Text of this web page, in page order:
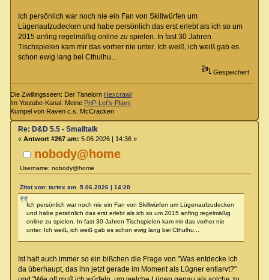
Ich persönlich war noch nie ein Fan von Skillwürfen um
Lügenaufzudecken und habe persönlich das erst erlebt als ich so um
2015 anfing regelmäßig online zu spielen. In fast 30 Jahren
Tischspielen kam mir das vorher nie unter. Ich weiß, ich weiß gab es
schon ewig lang bei Cthulhu...
Gespeichert
Die Zwillingsseen: Der Tanelorn Hexcrawl
Im Youtube-Kanal: Meine PnP-Let's-Plays
Kumpel von Raven c.s. McCracken
nobody@home
Username: nobody@home
Re: D&D 5.5 - Smalltalk
« Antwort #267 am: 5.06.2026 | 14:36 »
Zitat von: tartex am 5.06.2026 | 14:20
Ich persönlich war noch nie ein Fan von Skillwürfen um Lügenaufzudecken
und habe persönlich das erst erlebt als ich so um 2015 anfing regelmäßig
online zu spielen. In fast 30 Jahren Tischspielen kam mir das vorher nie
unter. Ich weiß, ich weiß gab es schon ewig lang bei Cthulhu...
Ist halt auch immer so ein bißchen die Frage von "Was entdecke ich
da überhaupt, das ihn jetzt gerade im Moment als Lügner entlarvt?"